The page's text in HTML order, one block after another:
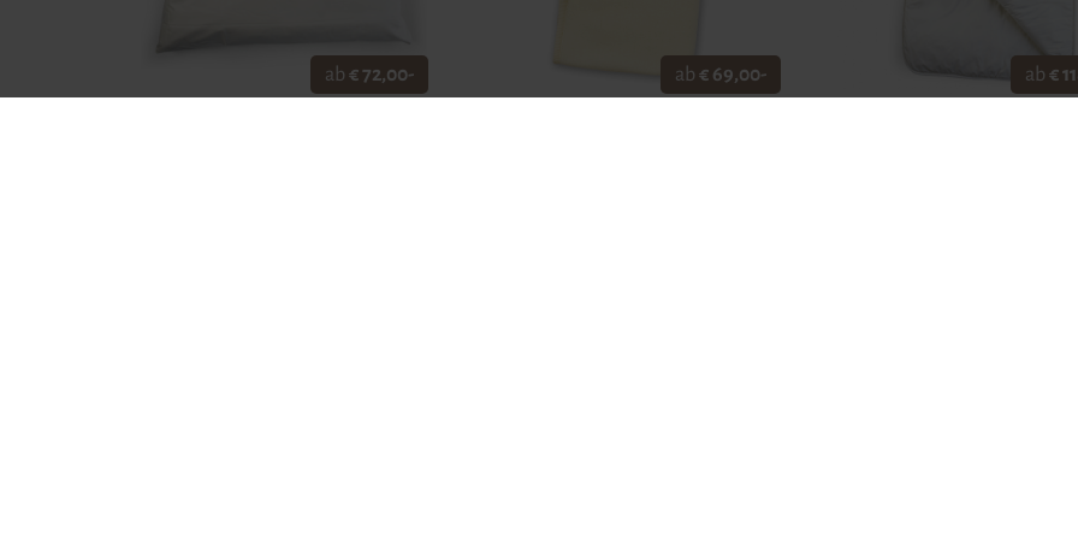
ab € 72,00- ab € 69,00- ab €